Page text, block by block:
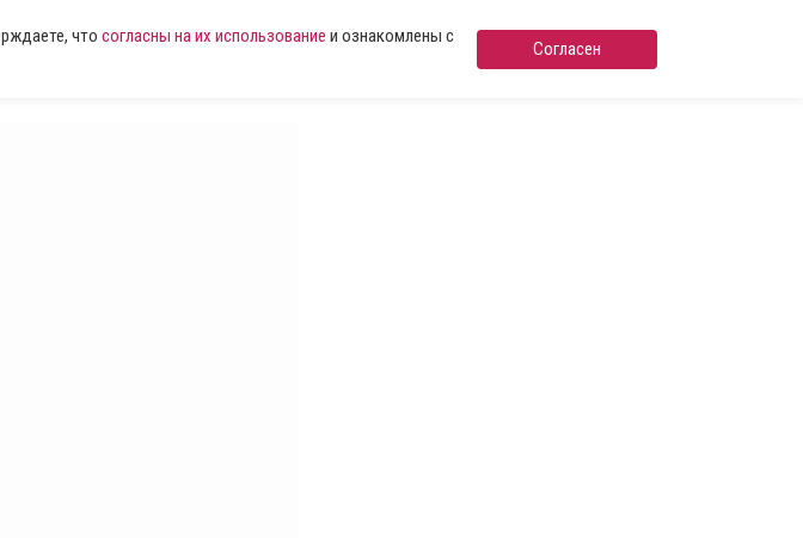
что согласны на их использование и ознакомлены с
Согласен